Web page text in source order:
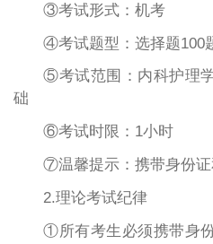
③考试形式：机考
④考试题型：选择题100
⑤考试范围：内科护理
础
⑥考试时限：1小时
⑦温馨提示：携带身份证
2.理论考试纪律
①所有考生必须携带身